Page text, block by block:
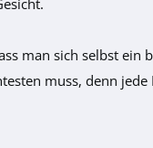
man sich selbst ein
muss, denn jede